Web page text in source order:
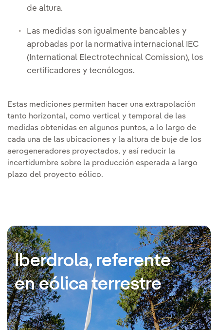
de altura.
Las medidas son igualmente bancables y
aprobadas por la normativa internacional IEC
(International Electrotechnical Comission), los
certificadores y tecnólogos.
Estas mediciones permiten hacer una extrapolación
tanto horizontal, como vertical y temporal de las
medidas obtenidas en algunos puntos, a lo largo de
cada una de las ubicaciones y la altura de buje de los
aerogeneradores proyectados, y así reducir la
incertidumbre sobre la producción esperada a largo
plazo del proyecto eólico.
Iberdrola, referente
en eólica terrestre